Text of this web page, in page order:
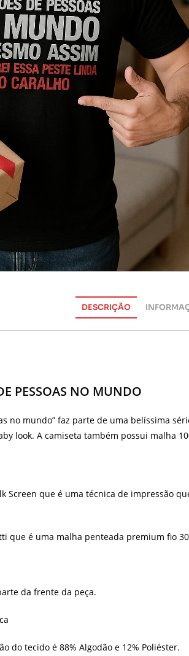
DESCRIÇÃO
PESSOAS NO MUNDO
no mundo” faz parte de uma belíssima
look. A camiseta também possui malha
Screen que é uma técnica de impressão
que é uma malha penteada premium fio
da frente da peça.
do tecido é 88% Algodão e 12% Poliéster.